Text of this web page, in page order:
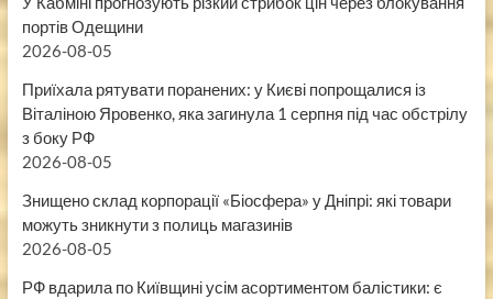
портів Одещини
2026-08-05
Приїхала рятувати поранених: у Києві попрощалися із
Віталіною Яровенко, яка загинула 1 серпня під час обстрілу
з боку РФ
2026-08-05
Знищено склад корпорації «Біосфера» у Дніпрі: які товари
можуть зникнути з полиць магазинів
2026-08-05
РФ вдарила по Київщині усім асортиментом балістики: є